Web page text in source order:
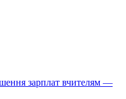
зарплат вчителям —